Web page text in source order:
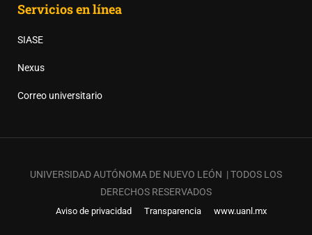
Servicios en línea
SIASE
Nexus
Correo universitario
UNIVERSIDAD AUTÓNOMA DE NUEVO LEÓN | TODOS LOS
DERECHOS RESERVADOS
Aviso de privacidad Transparencia www.uanl.mx